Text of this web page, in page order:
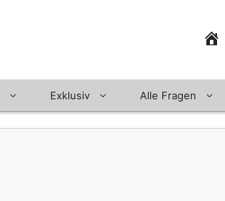
Exklusiv Alle Fragen